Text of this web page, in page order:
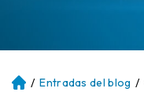
Ini / Entradas del blog /